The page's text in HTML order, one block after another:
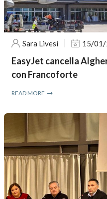
Sara Livesi 15/
EasyJet cancella
con Francoforte
READ MORE